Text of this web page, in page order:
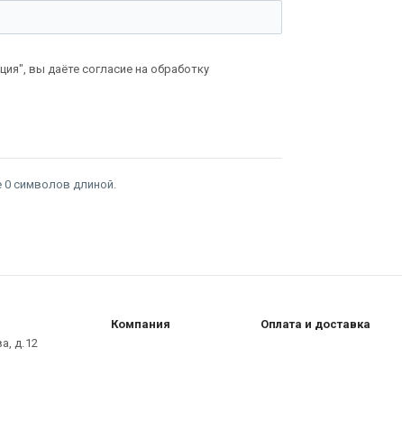
вы даёте согласие на обработку
символов длиной.
д.12
Компания Оплата и доставка